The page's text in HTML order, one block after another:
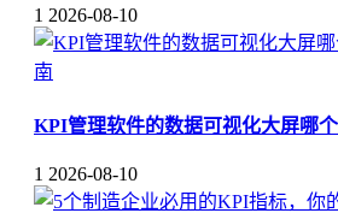
1 2026-08-10
KPI管理软件的数据可视化大屏哪
1 2026-08-10